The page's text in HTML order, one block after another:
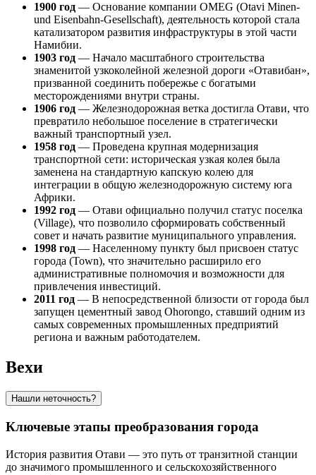
1900 год — Основание компании OMEG (Otavi Minen-
und Eisenbahn-Gesellschaft), деятельность которой стала
катализатором развития инфраструктуры в этой части
Намибии.
1903 год — Начало масштабного строительства
знаменитой узкоколейной железной дороги «Отавибан»,
призванной соединить побережье с богатыми
месторождениями внутри страны.
1906 год — Железнодорожная ветка достигла Отави, что
превратило небольшое поселение в стратегически
важный транспортный узел.
1958 год — Проведена крупная модернизация
транспортной сети: историческая узкая колея была
заменена на стандартную капскую колею для
интеграции в общую железнодорожную систему юга
Африки.
1992 год — Отави официально получил статус поселка
(Village), что позволило сформировать собственный
совет и начать развитие муниципального управления.
1998 год — Населенному пункту был присвоен статус
города (Town), что значительно расширило его
административные полномочия и возможности для
привлечения инвестиций.
2011 год — В непосредственной близости от города был
запущен цементный завод Ohorongo, ставший одним из
самых современных промышленных предприятий
региона и важным работодателем.
Вехи
Нашли неточность?
Ключевые этапы преобразования города
История развития Отави — это путь от транзитной станции
до значимого промышленного и сельскохозяйственного